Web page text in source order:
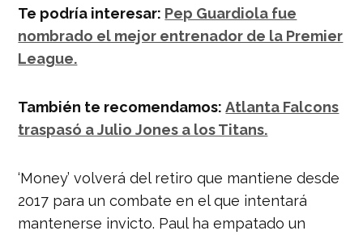
Te podría interesar: Pep Guardiola fue
nombrado el mejor entrenador de la Premier
League.
También te recomendamos:Atlanta Falcons
traspasó a Julio Jones a los Titans.
‘Money’ volverá del retiro que mantiene desde
2017 para un combate en el que intentará
mantenerse invicto. Paul ha empatado un